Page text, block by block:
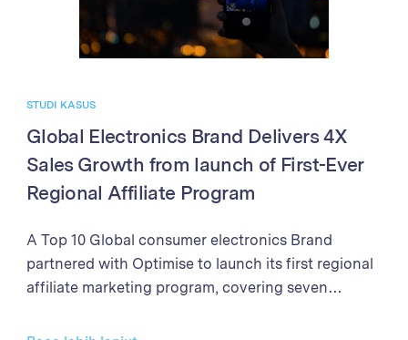
Partner Platform in driving business growth
through affiliate marketing excellence.
STUDI KASUS
Global Electronics Brand Delivers 4X
Sales Growth from launch of First-Ever
Regional Affiliate Program
A Top 10 Global consumer electronics Brand
partnered with Optimise to launch its first regional
affiliate marketing program, covering seven
clear objectives to establish the affiliate channel as